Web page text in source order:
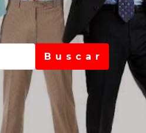
B u s c a r